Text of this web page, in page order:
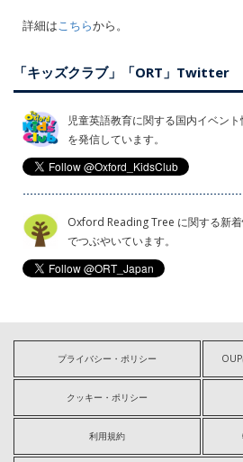
詳細はこちらから。
「キッズクラブ」「ORT」Twitter
児童英語教育に関する国内イベン
を発信しています。
Oxford Reading Tree に関する新
でつぶやいています。
プライバシー・ポリシー
クッキー・ポリシー
利用規約